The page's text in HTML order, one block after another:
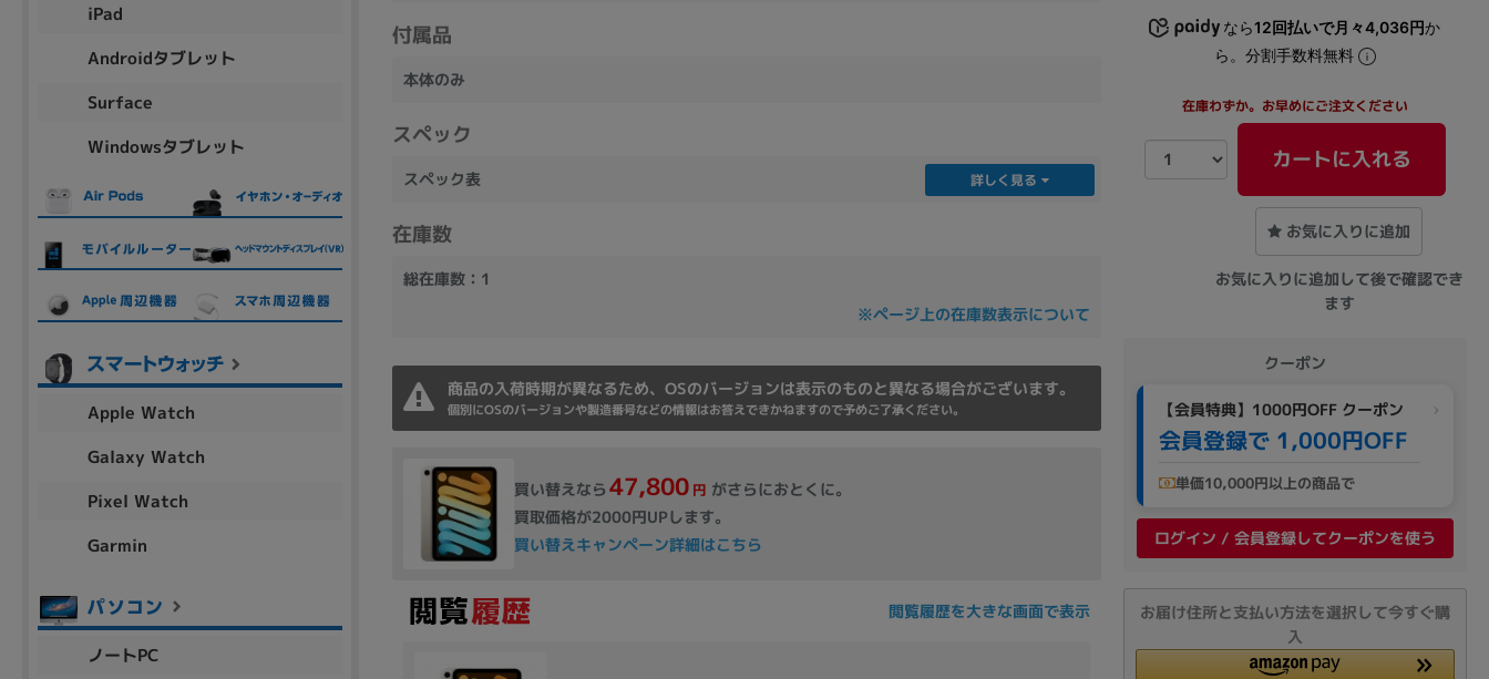
なら12回払いで月々4,036円か
ら。分割手数料無料
在庫わずか。お早めにご注文ください
カートに入れる
お気に入りに追加
お気に入りに追加して後で確認でき
ます
クーポン
【会員特典】1000円OFF クーポン
会員登録で 1,000円OFF
単価10,000円以上の商品で
ログイン / 会員登録してクーポンを使う
お届け住所と支払い方法を選択して今すぐ購
入
付属品
本体のみ
スペック
スペック表 詳しく見る
在庫数
総在庫数：1
※ページ上の在庫数表示について
商品の入荷時期が異なるため、OSのバージョンは表示のものと異なる場合がございます。
個別にOSのバージョンや製造番号などの情報はお答えできかねますので予めご了承ください。
買い替えなら 47,800 円 がさらにおとくに。
買取価格が2000円UPします。
買い替えキャンペーン詳細はこちら
閲覧履歴を大きな画面で表示
iPad
Androidタブレット
Surface
Windowsタブレット
Apple Watch
Galaxy Watch
Pixel Watch
Garmin
ノートPC
商品の搭載機能による絞り込み
Webカメラ内蔵
ランク
商品状態の絞り込み
新品/未使用 中古 新品
Core i7
Core i5 Core i3 その他
メモリ
容量
~